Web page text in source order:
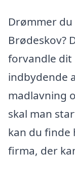
Drømmer
Brødeskov?
forvandle dit
indbydende
madlavning
skal man
kan du
firma, der